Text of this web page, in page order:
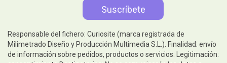
Responsable del fichero: Curiosite (marca registrada de
Milimetrado Diseño y Producción Multimedia S.L.). Finalidad: envío
de información sobre pedidos, productos o servicios. Legitimación: